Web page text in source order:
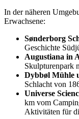
In der näheren
Erwachsene:
Sønderborg
Geschichte
Augustiana in
Skulpturenpark
Dybbøl Mühle
Schlacht von
Universe
km vom
Aktivitäten für